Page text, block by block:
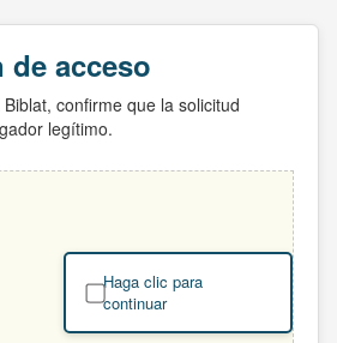
acceso
confirme que la solicitud
legítimo.
Haga clic para
continuar